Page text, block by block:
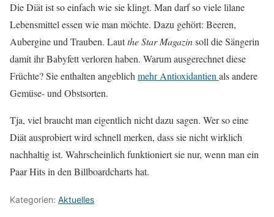
Die Diät ist so einfach wie sie klingt. Man darf so viele lilane
Lebensmittel essen wie man möchte. Dazu gehört: Beeren,
Aubergine und Trauben. Lautthe Star Magazinsoll die Sängerin
damit ihr Babyfett verloren haben. Warum ausgerechnet diese
Früchte? Sie enthalten angeblich mehr Antioxidantien als andere
Gemüse- und Obstsorten.
Tja, viel braucht man eigentlich nicht dazu sagen. Wer so eine
Diät ausprobiert wird schnell merken, dass sie nicht wirklich
nachhaltig ist. Wahrscheinlich funktioniert sie nur, wenn man ein
Paar Hits in den Billboardcharts hat.
Kategorien: Aktuelles